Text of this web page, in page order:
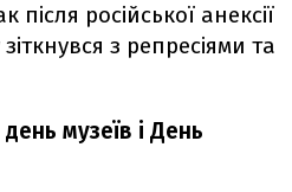
російської анексії
з репресіями та
музеїв і День